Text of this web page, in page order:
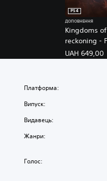
Kingdoms
reckoning -
PS4
ДОПОВНЕННЯ
UAH 649,00
Платформа:
Випуск:
Видавець:
Жанри:
Голос: